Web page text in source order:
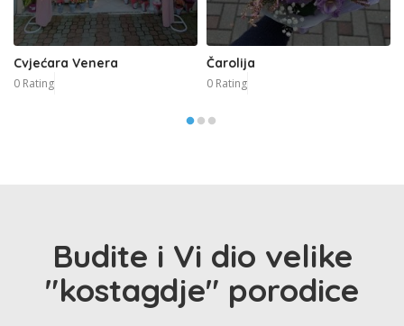
Cvjećara Venera
0 Rating
Čarolija
0 Rating
Budite i Vi dio velike
"kostagdje" porodice